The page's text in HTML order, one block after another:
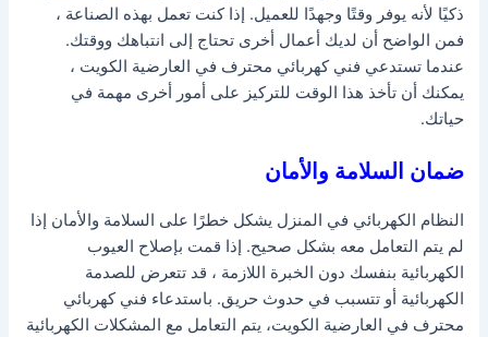
ذكيًا لأنه يوفر وقتًا وجهدًا للعميل. إذا كنت تعمل بهذه الصناعة ،
فمن الواضح أن لديك أعمال أخرى تحتاج إلى انتباهك ووقتك.
عندما تستدعي فني كهربائي محترف في العارضية الكويت ،
يمكنك أن تأخذ هذا الوقت للتركيز على أمور أخرى مهمة في
حياتك.
ضمان السلامة والأمان
النظام الكهربائي في المنزل يشكل خطرًا على السلامة والأمان إذا
لم يتم التعامل معه بشكل صحيح. إذا قمت بإصلاح العيوب
الكهربائية بنفسك دون الخبرة اللازمة ، قد تتعرض للصدمة
الكهربائية أو تتسبب في حدوث حريق. باستدعاء فني كهربائي
محترف في العارضية الكويت، يتم التعامل مع المشكلات الكهربائية